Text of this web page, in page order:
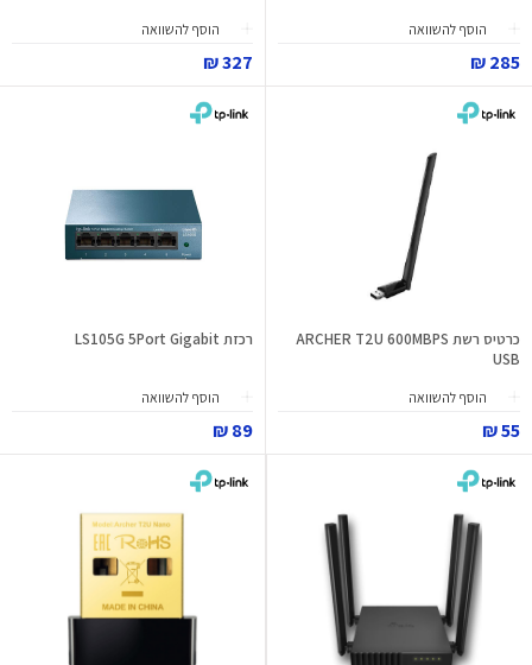
הוסף להשוואה
285 ₪
הוסף להשוואה
327 ₪
כרטיס רשת ARCHER T2U 600MBPS
USB
הוסף להשוואה
55 ₪
רכזת LS105G 5Port Gigabit
הוסף להשוואה
89 ₪